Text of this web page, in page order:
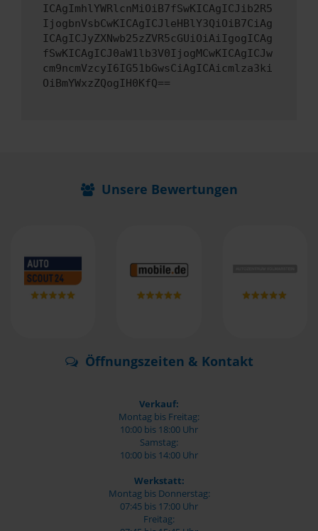
ICAgImhlYWRlcnMiOiB7fSwKICAgICJib2R5
IjogbnVsbCwKICAgICJleHBlY3QiOiB7CiAg
ICAgICJyZXNwb25zZVR5cGUiOiAiIgogICAg
fSwKICAgICJ0aW1lb3V0IjogMCwKICAgICJw
cm9ncmVzcyI6IG51bGwsCiAgICAicmlza3ki
OiBmYWxzZQogIH0KfQ==
Unsere Bewertungen
Öffnungszeiten & Kontakt
Verkauf:
Montag bis Freitag:
10:00 bis 18:00 Uhr
Samstag:
10:00 bis 14:00 Uhr
Werkstatt:
Montag bis Donnerstag:
07:45 bis 17:00 Uhr
Freitag: